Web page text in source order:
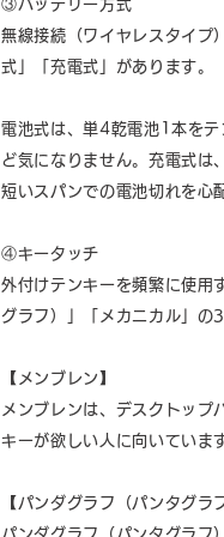
③バッテリー方式
無線接続（ワイヤレスタイプ
式」「充電式」があります。
電池式は、単4乾電池1本をテ
ど気になりません。充電式は
短いスパンでの電池切れを心
④キータッチ
外付けテンキーを頻繁に使用
グラフ）」「メカニカル」の
【メンブレン】
メンブレンは、デスクトップ
キーが欲しい人に向いていま
【パンダグラフ（パンタグラ